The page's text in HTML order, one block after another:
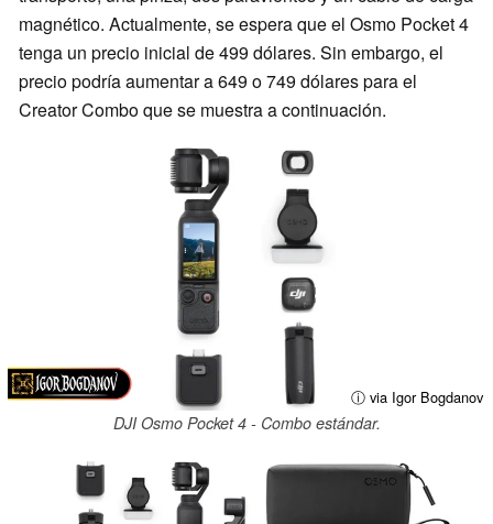
magnético. Actualmente, se espera que el Osmo Pocket 4
tenga un precio inicial de 499 dólares. Sin embargo, el
precio podría aumentar a 649 o 749 dólares para el
Creator Combo que se muestra a continuación.
ⓘ via Igor Bogdanov
DJI Osmo Pocket 4 - Combo estándar.